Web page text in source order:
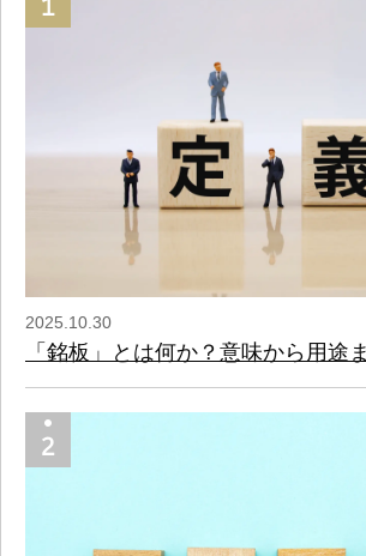
2025.10.30
「銘板」とは何か？意味から用途